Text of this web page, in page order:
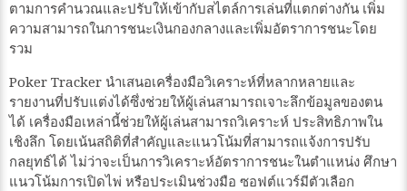
ตามการคำนวณและปรับให้เข้ากับสไตล์การเล่นที่แตกต่างกัน เพิ่ม
ความสามารถในการชนะเงินกองกลางและเพิ่มอัตราการชนะโดย
รวม
Poker Tracker นำเสนอเครื่องมือวิเคราะห์ที่หลากหลายและ
รายงานที่ปรับแต่งได้ซึ่งช่วยให้ผู้เล่นสามารถเจาะลึกข้อมูลของตน
ได้ เครื่องมือเหล่านี้ช่วยให้ผู้เล่นสามารถวิเคราะห์ ประสิทธิภาพใน
เชิงลึก โดยเน้นสถิติที่สำคัญและแนวโน้มที่สามารถแจ้งการปรับ
กลยุทธ์ได้ ไม่ว่าจะเป็นการวิเคราะห์อัตราการชนะในตำแหน่ง ศึกษา
แนวโน้มการเปิดไพ่ หรือประเมินช่วงมือ ซอฟต์แวร์มีตัวเลือก